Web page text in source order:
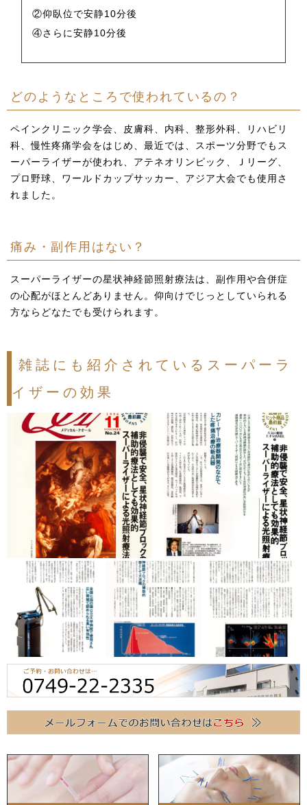
②仰臥位で安静10分後
④さらに安静10分後
どのようなところで使われているの？
ペインクリニック学会、皮膚科、内科、整形外科、リハビリ
科、慢性疼痛学会をはじめ、最近では、スポーツ分野でもス
ーパーライザーが使われ、アテネオリンピック、Ｊリーグ、
プロ野球、ワールドカップサッカー、アジア大会でも使用さ
れました。
痛み・副作用はない？
スーパーライザーの星状神経節照射療法は、副作用や合併症
の心配がほとんどありません。仰向けでじっとしていられる
方ならどなたでも受けられます。
雑誌にも紹介されているスーパーラ
イザーの効果